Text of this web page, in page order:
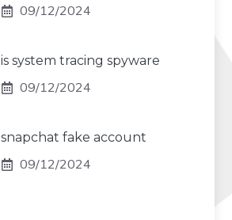
09/12/2024
is system tracing spyware
09/12/2024
snapchat fake account
09/12/2024